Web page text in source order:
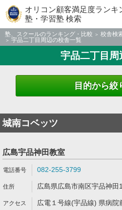
オリコン顧客満足度ランキ
塾・学習塾 検索
塾、スクールのランキング・比較 校舎検
宇品二丁目周辺の校舎一覧
宇品二丁目周
目的から絞
城南コベッツ
広島宇品神田教室
082-255-3799
広島県広島市南区宇品神田
広電１号線(宇品線) 県病院